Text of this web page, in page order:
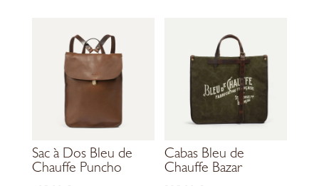
Sac à Dos Bleu de
Chauffe Puncho
Cabas Bleu de
Chauffe Bazar